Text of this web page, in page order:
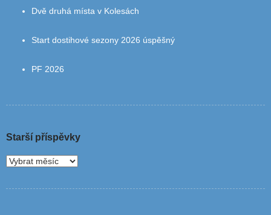
Dvě druhá místa v Kolesách
Start dostihové sezony 2026 úspěšný
PF 2026
Starší příspěvky